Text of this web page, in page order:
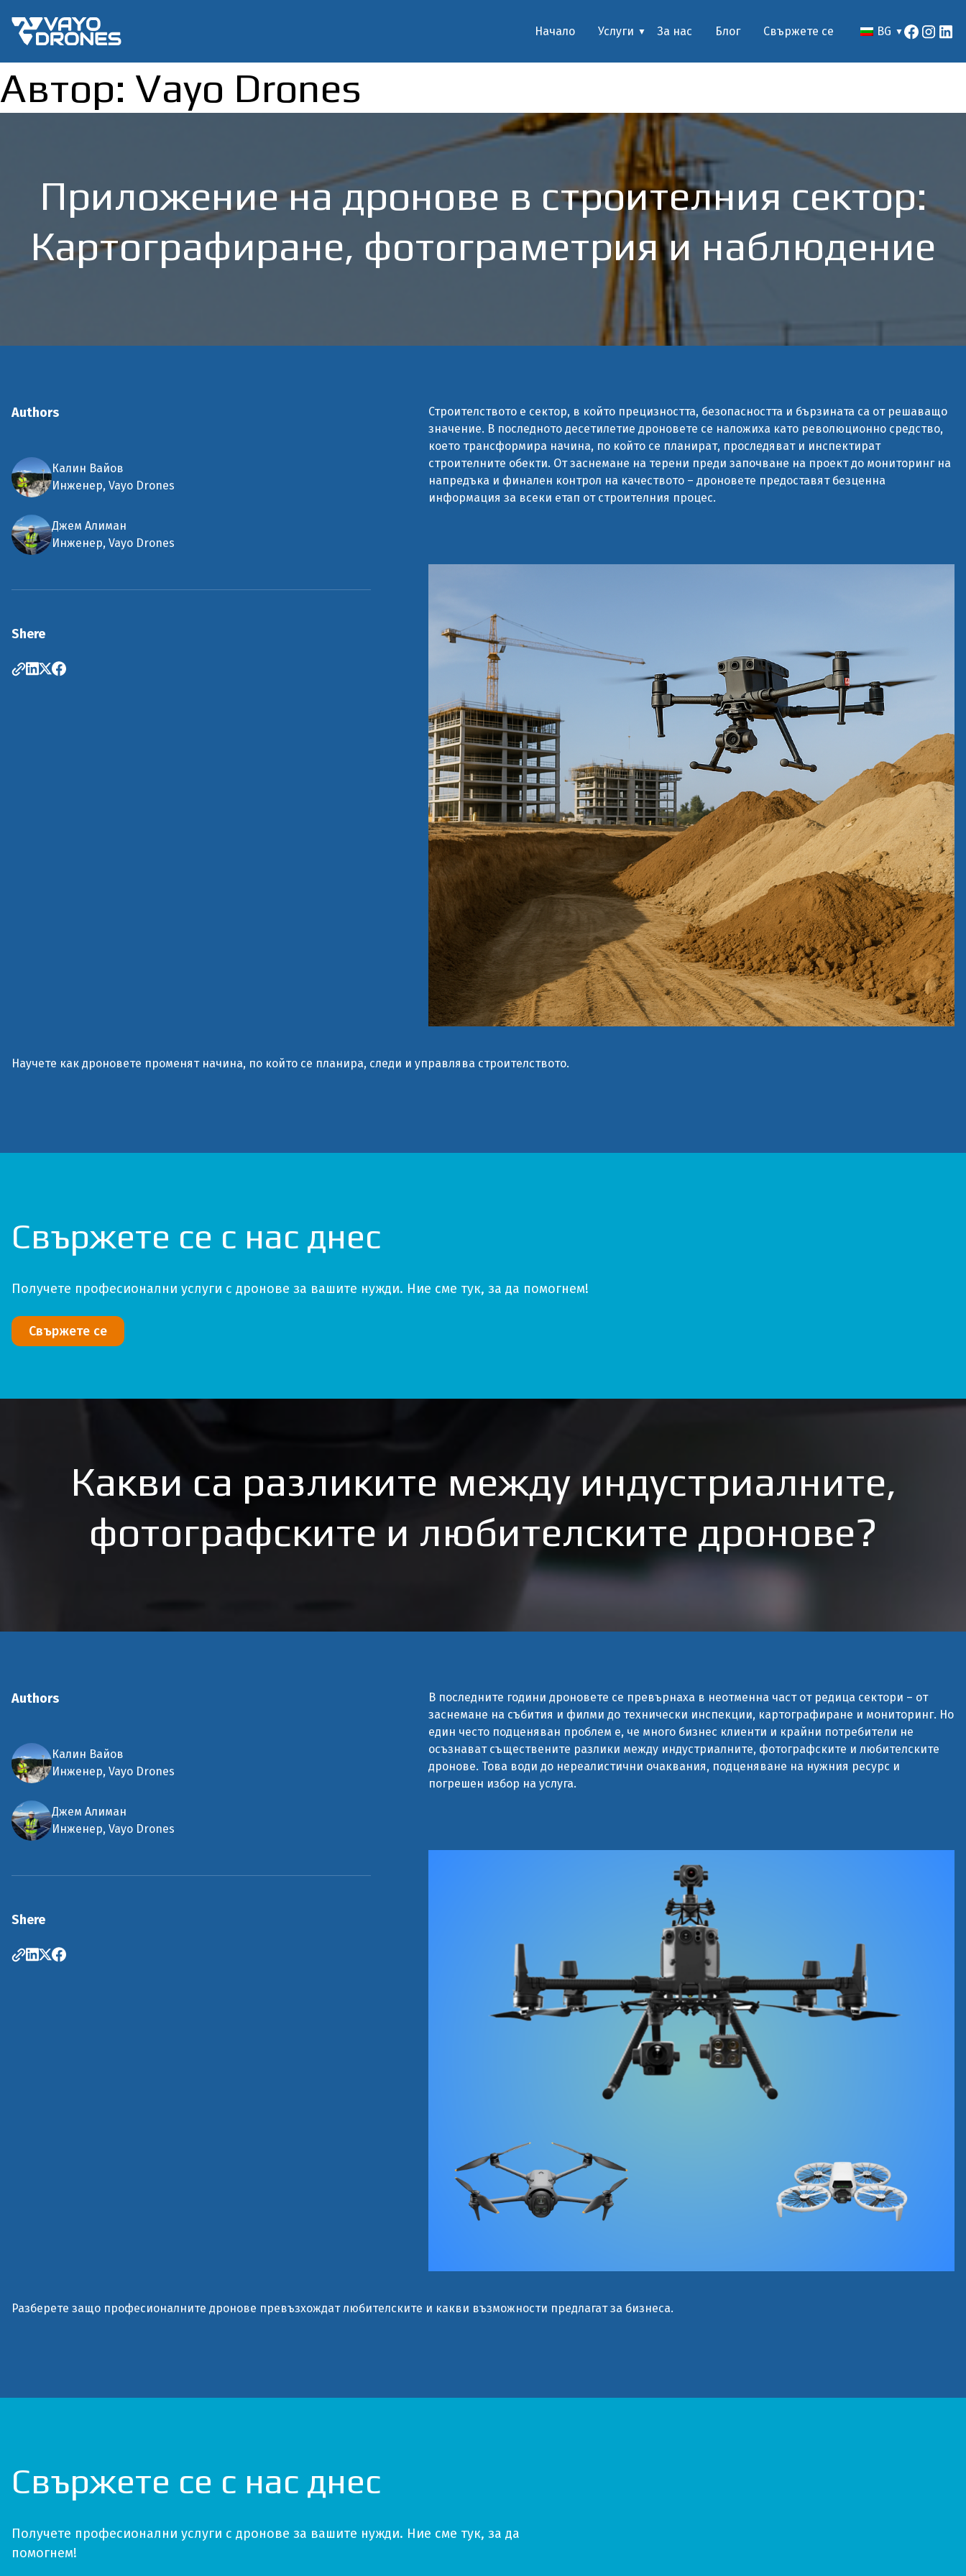
Начало Услуги За нас Блог Свържете се BG
Автор: Vayo Drones
Приложение на дронове в строителния сектор:
Картографиране, фотограметрия и наблюдение
Authors
Калин Вайов
Инженер, Vayo Drones
Джем Алиман
Инженер, Vayo Drones
Shere
Строителството е сектор, в който прецизността, безопасността и бързината са от решаващо
значение. В последното десетилетие дроновете се наложиха като революционно средство,
което трансформира начина, по който се планират, проследяват и инспектират
строителните обекти. От заснемане на терени преди започване на проект до мониторинг на
напредъка и финален контрол на качеството – дроновете предоставят безценна
информация за всеки етап от строителния процес.
Научете как дроновете променят начина, по който се планира, следи и управлява строителството.
Свържете се с нас днес
Получете професионални услуги с дронове за вашите нужди. Ние сме тук, за да помогнем!
Свържете се
Какви са разликите между индустриалните,
фотографските и любителските дронове?
Authors
Калин Вайов
Инженер, Vayo Drones
Джем Алиман
Инженер, Vayo Drones
Shere
В последните години дроновете се превърнаха в неотменна част от редица сектори – от
заснемане на събития и филми до технически инспекции, картографиране и мониторинг. Но
един често подценяван проблем е, че много бизнес клиенти и крайни потребители не
осъзнават съществените разлики между индустриалните, фотографските и любителските
дронове. Това води до нереалистични очаквания, подценяване на нужния ресурс и
погрешен избор на услуга.
Разберете защо професионалните дронове превъзхождат любителските и какви възможности предлагат за бизнеса.
Свържете се с нас днес
Получете професионални услуги с дронове за вашите нужди. Ние сме тук, за да
помогнем!